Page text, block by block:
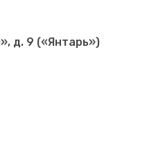
д. 9 («Янтарь»)